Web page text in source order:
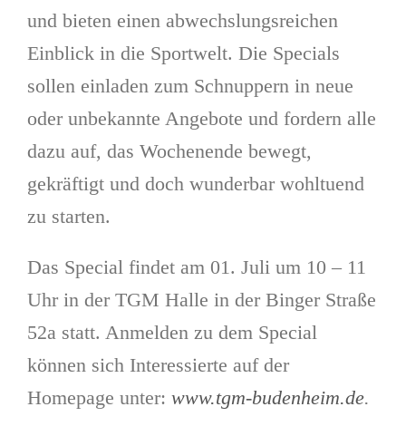
und bieten einen abwechslungsreichen
Einblick in die Sportwelt. Die Specials
sollen einladen zum Schnuppern in neue
oder unbekannte Angebote und fordern alle
dazu auf, das Wochenende bewegt,
gekräftigt und doch wunderbar wohltuend
zu starten.
Das Special findet am 01. Juli um 10 – 11
Uhr in der TGM Halle in der Binger Straße
52a statt. Anmelden zu dem Special
können sich Interessierte auf der
Homepage unter: www.tgm-budenheim.de.